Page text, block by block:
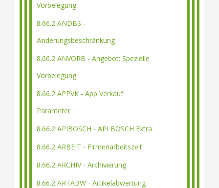
Vorbelegung
8.66.2 ANDBS -
Änderungsbeschränkung
8.66.2 ANVORB - Angebot: Spezielle
Vorbelegung
8.66.2 APPVK - App Verkauf
Parameter
8.66.2 APIBOSCH - API BOSCH Extra
8.66.2 ARBEIT - Firmenarbeitszeit
8.66.2 ARCHIV - Archivierung
8.66.2 ARTABW - Artikelabwertung